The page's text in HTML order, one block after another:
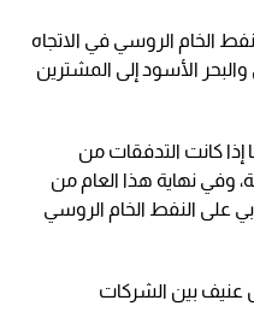
الخام الروسي في الاتجاه
الأسود إلى المشترين
كانت التدفقات من
وفي نهاية هذا العام من
على النفط الخام الروسي
عنيف بين الشركات